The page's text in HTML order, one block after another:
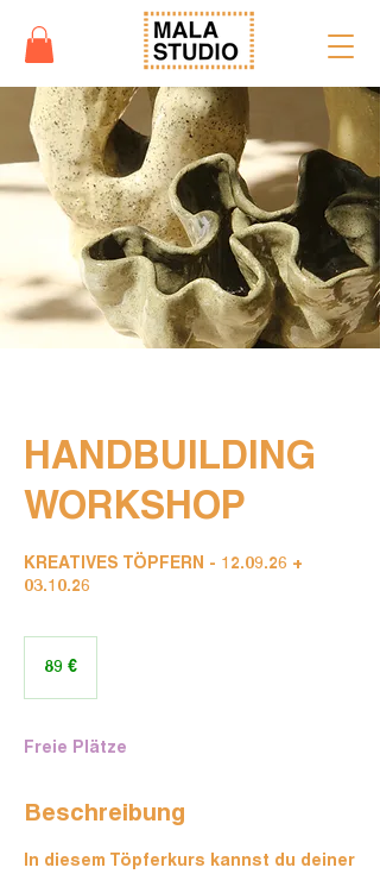
HANDBUILDING
WORKSHOP
KREATIVES TÖPFERN - 12.09.26 +
03.10.26
89 €
Freie Plätze
Beschreibung
In diesem Töpferkurs kannst du deiner